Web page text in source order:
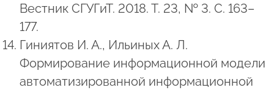
Вестник СГУГиТ. 2018. Т. 23, № 3. С. 163–
177.
Гиниятов И. А., Ильиных А. Л.
Формирование информационной модели
автоматизированной информационной